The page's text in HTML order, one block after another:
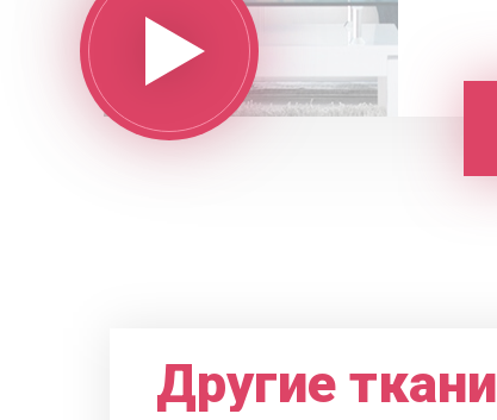
Другие ткани